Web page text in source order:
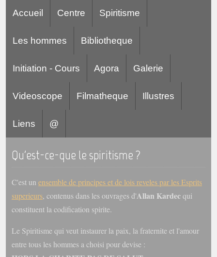
Accueil Centre Spiritisme
Les hommes Bibliotheque
Initiation - Cours Agora Galerie
Videoscope Filmatheque Illustres
Liens @
Qu'est-ce-que le spiritisme ?
C'est un ensemble de principes et de lois reveles par les Esprits
superieurs, contenus dans les ouvrages d'Allan Kardecqui
constituent la codification spirite.
Le Spiritisme qui veut instaurer la paix, la fraternite et l'amour
entre tous les hommes a choisi pour devise :